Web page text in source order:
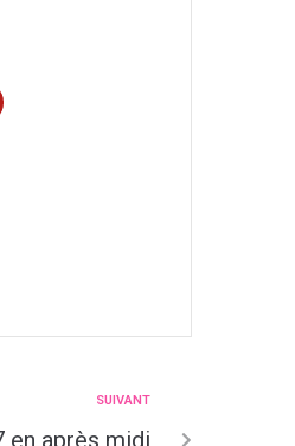
SUIVANT
en après midi